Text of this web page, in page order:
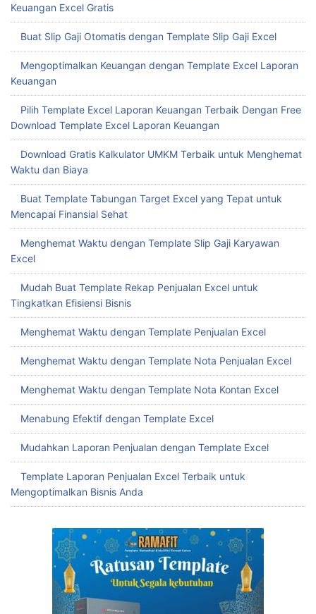
Keuangan Excel Gratis
Buat Slip Gaji Otomatis dengan Template Slip Gaji Excel
Mengoptimalkan Keuangan dengan Template Excel Laporan
Keuangan
Pilih Template Excel Laporan Keuangan Terbaik Dengan Free
Download Template Excel Laporan Keuangan
Download Gratis Kalkulator UMKM Terbaik untuk Menghemat
Waktu dan Biaya
Buat Template Tabungan Target Excel yang Tepat untuk
Mencapai Finansial Sehat
Menghemat Waktu dengan Template Slip Gaji Karyawan
Excel
Mudah Buat Template Rekap Penjualan Excel untuk
Tingkatkan Efisiensi Bisnis
Menghemat Waktu dengan Template Penjualan Excel
Menghemat Waktu dengan Template Nota Penjualan Excel
Menghemat Waktu dengan Template Nota Kontan Excel
Menabung Efektif dengan Template Excel
Mudahkan Laporan Penjualan dengan Template Excel
Template Laporan Penjualan Excel Terbaik untuk
Mengoptimalkan Bisnis Anda